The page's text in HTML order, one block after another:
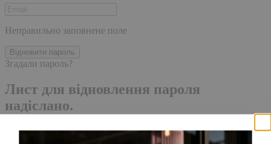
Неправильно заповнене поле
Відновити пароль
Згадали пароль?
Лист для відновлення пароля
надіслано.
Лист із посиланням для скидання пароля було надіслано на